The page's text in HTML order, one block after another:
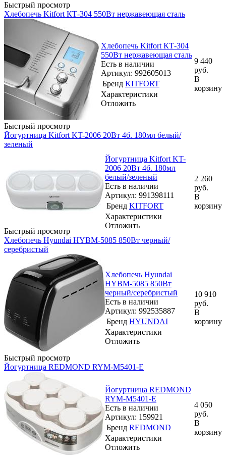
Быстрый просмотр
Хлебопечь Kitfort КТ-304 550Вт нержавеющая сталь
Быстрый просмотр
Хлебопечь Kitfort КТ-304
550Вт нержавеющая сталь
Есть в наличии
Артикул: 992605013
Бренд KITFORT
Характеристики
Отложить
9 440
руб.
В
корзину
Йогуртница Kitfort KT-2006 20Вт 4б. 180мл белый/
зеленый
Быстрый просмотр
Йогуртница Kitfort KT-
2006 20Вт 4б. 180мл
белый/зеленый
Есть в наличии
Артикул: 991398111
Бренд KITFORT
Характеристики
Отложить
2 260
руб.
В
корзину
Хлебопечь Hyundai HYBM-5085 850Вт черный/
серебристый
Быстрый просмотр
Хлебопечь Hyundai
HYBM-5085 850Вт
черный/серебристый
Есть в наличии
Артикул: 992535887
Бренд HYUNDAI
Характеристики
Отложить
10 910
руб.
В
корзину
Йогуртница REDMOND RYM-M5401-E
Йогуртница REDMOND
RYM-M5401-E
Есть в наличии
Артикул: 159921
Бренд REDMOND
Характеристики
Отложить
4 050
руб.
В
корзину